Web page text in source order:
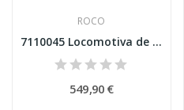
ROCO
7110045 Locomotiva de Edição a vapor 38 2566-8,...
549,90 €